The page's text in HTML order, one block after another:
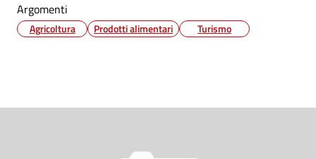
Argomenti
Agricoltura Prodotti alimentari Turismo